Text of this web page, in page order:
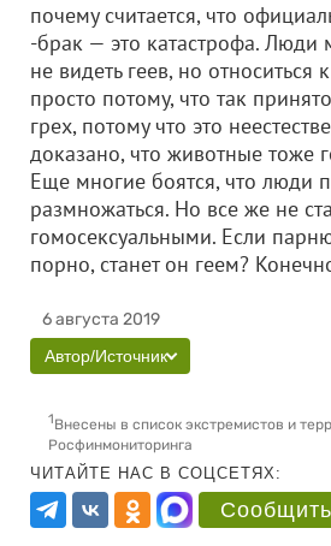
почему считается, что
-брак — это катастрофа. Люди
не видеть геев, но относиться
просто потому, что так
грех, потому что это
доказано, что животные тоже
Еще многие боятся, что люди
размножаться. Но все же не
гомосексуальными. Если
порно, станет он геем?
6 августа 2019
Автор/Источник
1Внесены в список экстремистов и
Росфинмониторинга
ЧИТАЙТЕ НАС В СОЦСЕТЯХ: